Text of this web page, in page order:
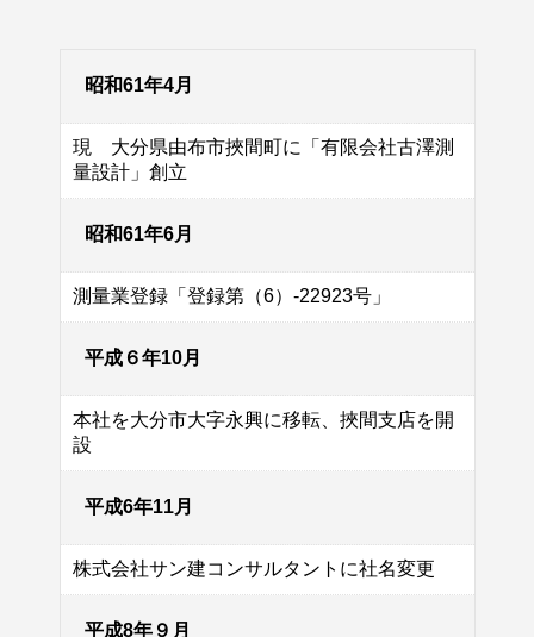
昭和61年4月
現 大分県由布市挾間町に「有限会社古澤測
量設計」創立
昭和61年6月
測量業登録「登録第（6）-22923号」
平成６年10月
本社を大分市大字永興に移転、挾間支店を開
設
平成6年11月
株式会社サン建コンサルタントに社名変更
平成8年９月